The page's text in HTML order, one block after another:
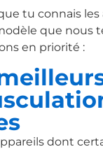
tu connais les
que nous
en priorité :
dont